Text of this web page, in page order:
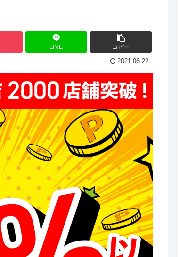
LINE コピー
2021.06.22